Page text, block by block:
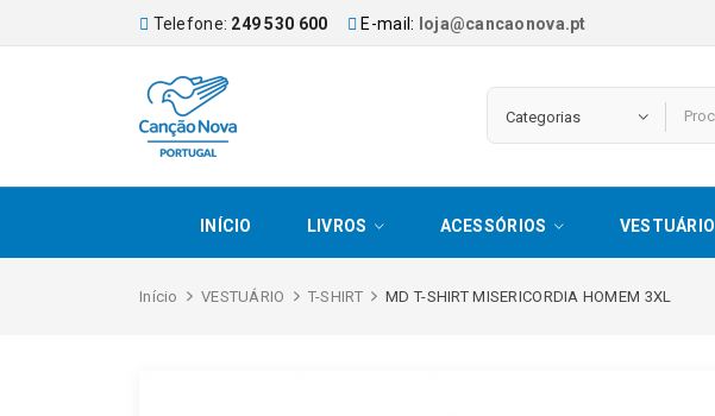
Telefone: 249 530 600 E-mail: loja@cancaonova.pt
INÍCIO LIVROS ACESSÓRIOS VESTUÁRIO
Início VESTUÁRIO T-SHIRT MD T-SHIRT MISERICORDIA HOMEM 3XL